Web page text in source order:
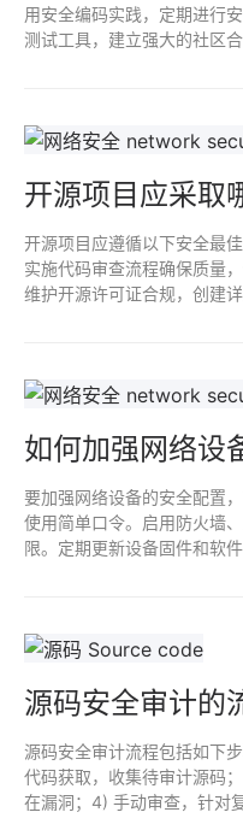
用安全编码实践，定期进行
测试工具，建立强大的社区
开源项目应采取
开源项目应遵循以下安全最
实施代码审查流程确保质量
维护开源许可证合规，创建
如何加强网络设
要加强网络设备的安全配置
使用简单口令。启用防火墙
限。定期更新设备固件和软
源码安全审计的
源码安全审计流程包括如下
代码获取，收集待审计源码
在漏洞；4) 手动审查，针对